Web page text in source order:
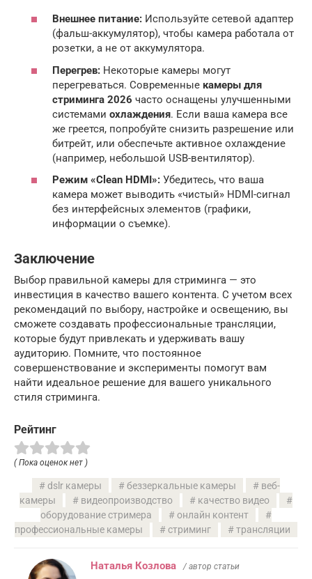
Внешнее питание: Используйте сетевой адаптер
(фальш-аккумулятор), чтобы камера работала от
розетки, а не от аккумулятора.
Перегрев: Некоторые камеры могут
перегреваться. Современные камеры для
стриминга 2026 часто оснащены улучшенными
системами охлаждения. Если ваша камера все
же греется, попробуйте снизить разрешение или
битрейт, или обеспечьте активное охлаждение
(например, небольшой USB-вентилятор).
Режим «Clean HDMI»: Убедитесь, что ваша
камера может выводить «чистый» HDMI-сигнал
без интерфейсных элементов (графики,
информации о съемке).
Заключение
Выбор правильной камеры для стриминга — это
инвестиция в качество вашего контента. С учетом всех
рекомендаций по выбору, настройке и освещению, вы
сможете создавать профессиональные трансляции,
которые будут привлекать и удерживать вашу
аудиторию. Помните, что постоянное
совершенствование и эксперименты помогут вам
найти идеальное решение для вашего уникального
стиля стриминга.
Рейтинг
( Пока оценок нет )
dslr камеры беззеркальные камеры
веб-
камеры
видеопроизводство
качество видео
оборудование стримера
онлайн контент
профессиональные камеры
стриминг трансляции
Наталья Козлова / автор статьи